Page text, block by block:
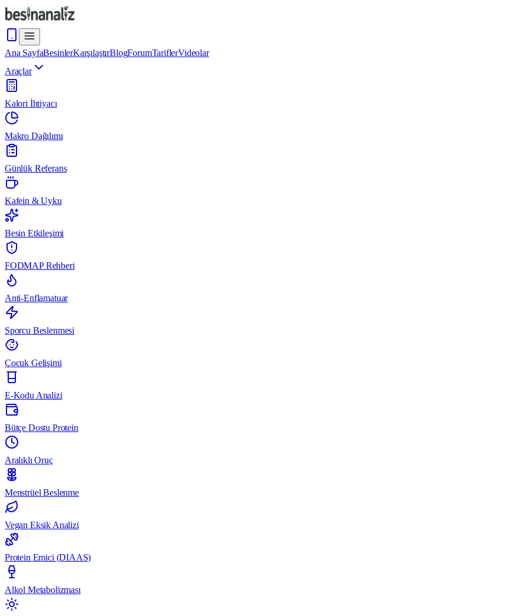
Ana SayfaBesinlerKarşılaştırBlogForumTariflerVideolar
Araçlar
Kalori İhtiyacı
Makro Dağılımı
Günlük Referans
Kafein & Uyku
Besin Etkileşimi
FODMAP Rehberi
Anti-Enflamatuar
Sporcu Beslenmesi
Çocuk Gelişimi
E-Kodu Analizi
Bütçe Dostu Protein
Aralıklı Oruç
Menstrüel Beslenme
Vegan Eksik Analizi
Protein Emici (DIAAS)
Alkol Metabolizması